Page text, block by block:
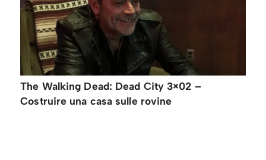
The Walking Dead: Dead City 3×02 –
Costruire una casa sulle rovine